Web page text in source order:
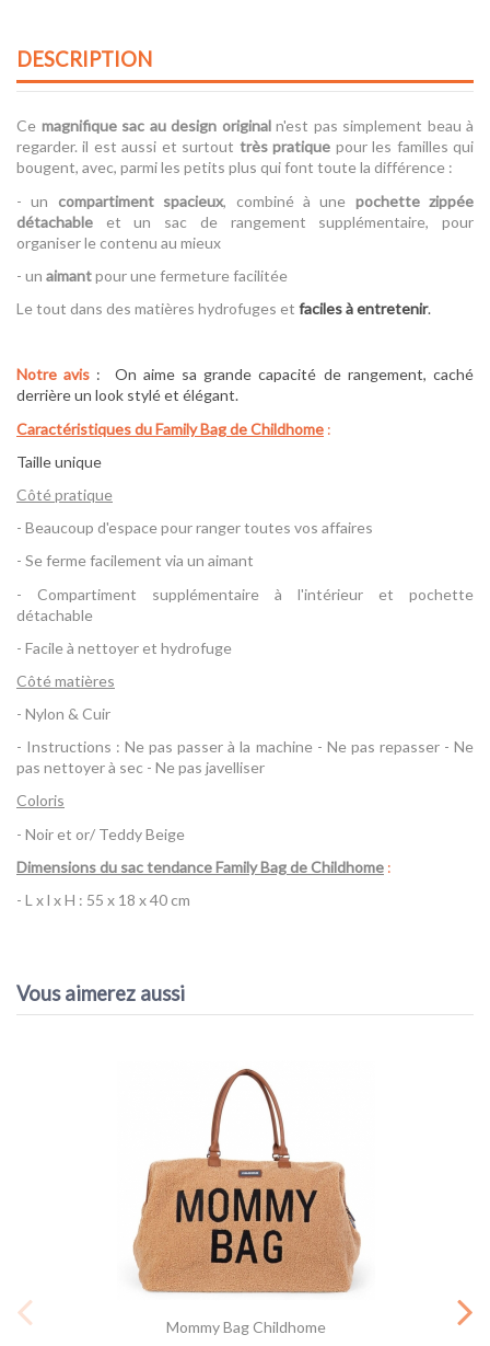
DESCRIPTION
Ce magnifique sac au design originaln'est pas simplement beau à
regarder. il est aussi et surtout très pratique pour les familles qui
bougent, avec, parmi les petits plus qui font toute la différence :
- un compartiment spacieux, combiné à une pochette zippée
détachable et un sac de rangement supplémentaire, pour
organiser le contenu au mieux
- un aimantpour une fermeture facilitée
Le tout dans des matières hydrofuges et faciles à entretenir.
Notre avis : On aime sa grande capacité de rangement, caché
derrière un look stylé et élégant.
Caractéristiques du Family Bag de Childhome :
Taille unique
Côté pratique
- Beaucoup d'espace pour ranger toutes vos affaires
- Se ferme facilement via un aimant
- Compartiment supplémentaire à l'intérieur et pochette
détachable
- Facile à nettoyer et hydrofuge
Côté matières
- Nylon & Cuir
- Instructions : Ne pas passer à la machine - Ne pas repasser - Ne
pas nettoyer à sec - Ne pas javelliser
Coloris
- Noir et or/ Teddy Beige
Dimensions du sac tendance Family Bag de Childhome :
- L x l x H : 55 x 18 x 40 cm
Vous aimerez aussi
Mommy Bag Childhome